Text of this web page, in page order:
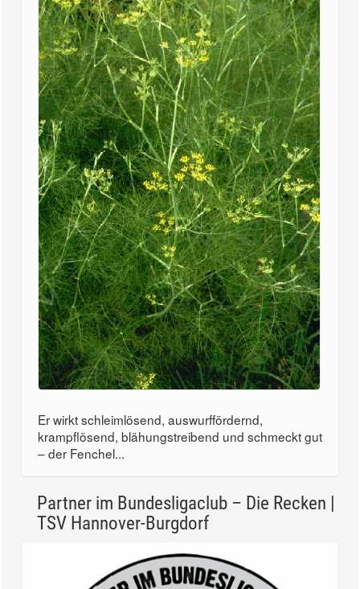
Er wirkt schleimlösend, auswurffördernd,
krampflösend, blähungstreibend und schmeckt gut
– der Fenchel...
Partner im Bundesligaclub – Die Recken |
TSV Hannover-Burgdorf